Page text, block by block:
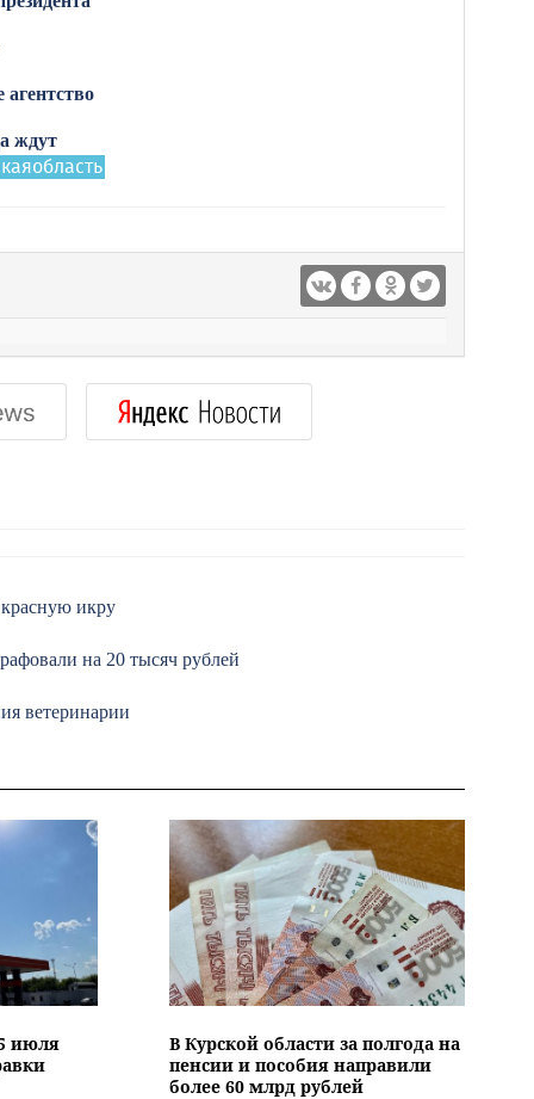
ждут
икру
на 20 тысяч рублей
ветеринарии
июля
В Курской области за полгода на
пенсии и пособия направили
более 60 млрд рублей